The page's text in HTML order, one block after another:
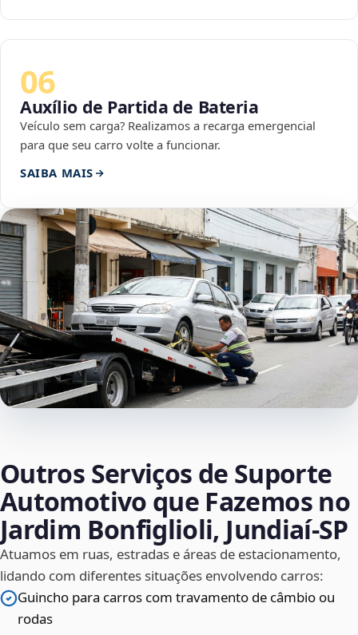
06
Auxílio de Partida de Bateria
Veículo sem carga? Realizamos a recarga emergencial
para que seu carro volte a funcionar.
SAIBA MAIS
Outros Serviços de Suporte
Automotivo que Fazemos no
Jardim Bonfiglioli, Jundiaí‑SP
Atuamos em ruas, estradas e áreas de estacionamento,
lidando com diferentes situações envolvendo carros:
Guincho para carros com travamento de câmbio ou
rodas